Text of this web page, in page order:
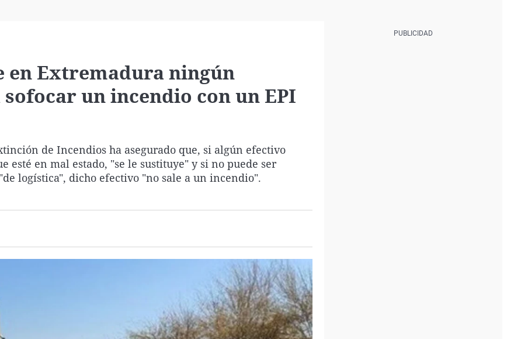
en Extremadura ningún
un incendio con un EPI
de Incendios ha asegurado que, si algún efectivo
esté en mal estado, "se le sustituye" y si no puede ser
logística", dicho efectivo "no sale a un incendio".